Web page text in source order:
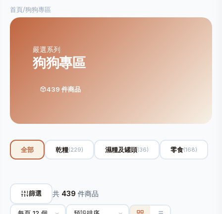
首頁/狗狗專區
嚴選系列
狗狗專區
439 件商品
全部 乾糧(229) 濕糧及罐頭(36) 零食(168)
篩選 共 439 件商品